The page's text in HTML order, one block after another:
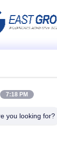
7:18 PM
you looking for?